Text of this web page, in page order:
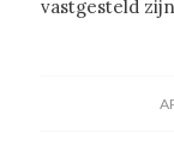
vastgesteld